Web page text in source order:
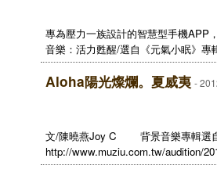
專為壓力一族設計的智慧型手機
音樂：活力甦醒/選自《元氣小眠》
Aloha陽光燦爛。夏威夷 -
文/陳曉燕Joy C 背景音樂專輯選
http://www.muziu.com.tw/audition/